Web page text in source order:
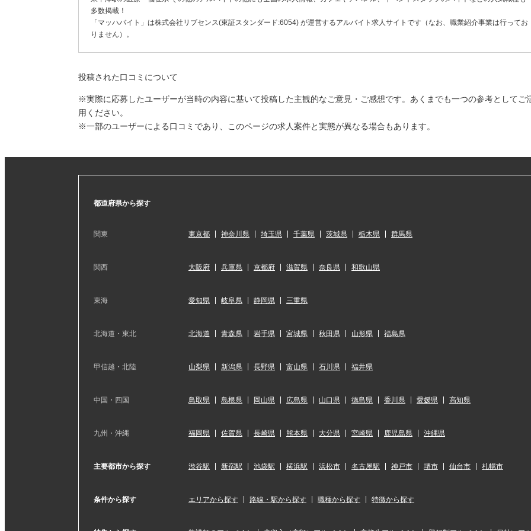
多数掲載！
「マッハバイト」は株式会社リブセンス(東証スタンダード:6054) が運営するアルバイト求人サイトです（なお、職業紹介事業は行ってお
りません）。
投稿された口コミについて
※実際に応募したユーザーが当時の内容に基いて投稿した主観的なご意見・ご感想です。あくまでも一つの参考としてご
用ください。
※一部のユーザーによる口コミであり、このページの求人案件と実態が異なる場合もあります。
都道府県から探す
関東 東京都 神奈川県 埼玉県 千葉県 茨城県 栃木県 群馬県
関西 大阪府 兵庫県 京都府 滋賀県 奈良県 和歌山県
東海 愛知県 岐阜県 静岡県 三重県
北海道・東北 北海道 青森県 岩手県 宮城県 秋田県 山形県 福島県
甲信越・北陸 山梨県 新潟県 長野県 富山県 石川県 福井県
中国・四国 鳥取県 島根県 岡山県 広島県 山口県 徳島県 香川県 愛媛県 高知県
九州・沖縄 福岡県 佐賀県 長崎県 熊本県 大分県 宮崎県 鹿児島県 沖縄県
主要都市から探す 渋谷駅 新宿駅 池袋駅 横浜駅 浜松市 名古屋駅 神戸市 堺市 仙台市 札幌市
条件から探す エリアから探す 路線・駅から探す 職種から探す 特徴から探す